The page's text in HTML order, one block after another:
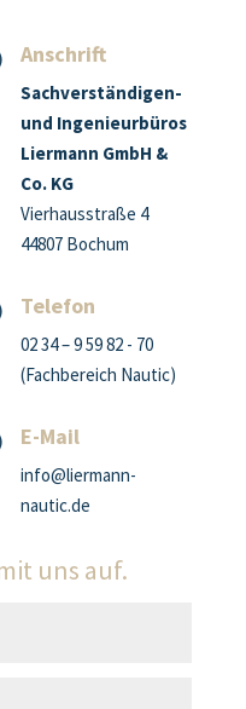
Anschrift
Sachverständigen-
und Ingenieurbüros
Liermann GmbH &
Co. KG
Vierhausstraße 4
44807 Bochum
Telefon
02 34 – 9 59 82 - 70
(Fachbereich Nautic)
E-Mail
info@liermann-
nautic.de
uns auf.